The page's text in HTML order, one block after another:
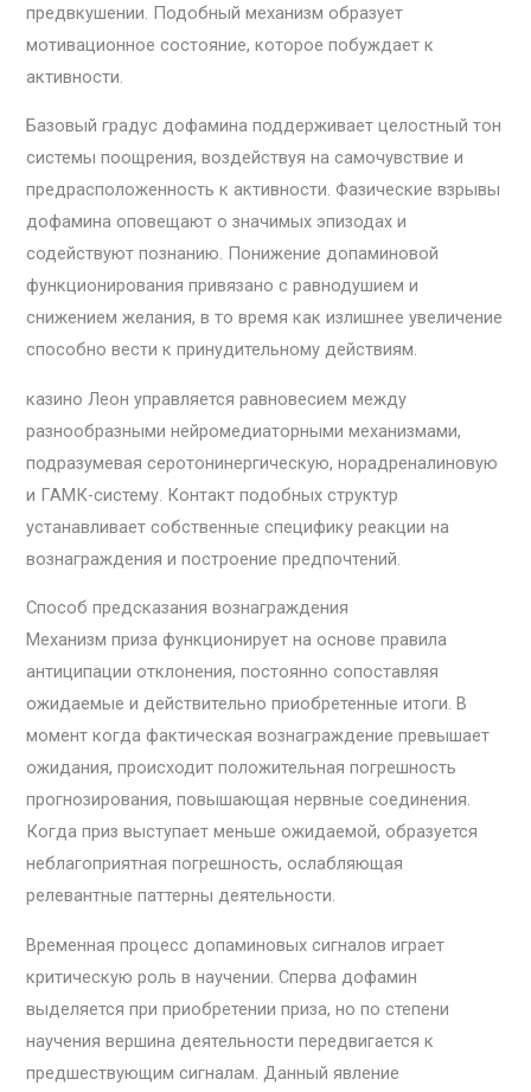
предвкушении. Подобный механизм образует
мотивационное состояние, которое побуждает к
активности.
Базовый градус дофамина поддерживает целостный тон
системы поощрения, воздействуя на самочувствие и
предрасположенность к активности. Фазические взрывы
дофамина оповещают о значимых эпизодах и
содействуют познанию. Понижение допаминовой
функционирования привязано с равнодушием и
снижением желания, в то время как излишнее увеличение
способно вести к принудительному действиям.
казино Леон управляется равновесием между
разнообразными нейромедиаторными механизмами,
подразумевая серотонинергическую, норадреналиновую
и ГАМК-систему. Контакт подобных структур
устанавливает собственные специфику реакции на
вознаграждения и построение предпочтений.
Способ предсказания вознаграждения
Механизм приза функционирует на основе правила
антиципации отклонения, постоянно сопоставляя
ожидаемые и действительно приобретенные итоги. В
момент когда фактическая вознаграждение превышает
ожидания, происходит положительная погрешность
прогнозирования, повышающая нервные соединения.
Когда приз выступает меньше ожидаемой, образуется
неблагоприятная погрешность, ослабляющая
релевантные паттерны деятельности.
Временная процесс допаминовых сигналов играет
критическую роль в научении. Сперва дофамин
выделяется при приобретении приза, но по степени
научения вершина деятельности передвигается к
предшествующим сигналам. Данный явление